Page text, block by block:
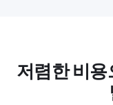
저렴한 비용